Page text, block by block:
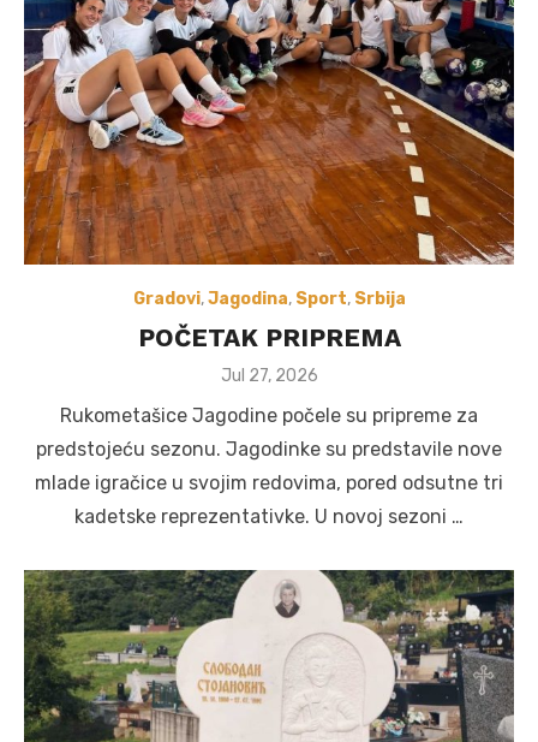
Gradovi,Jagodina, Sport, Srbija
POČETAK PRIPREMA
Posted
Jul 27, 2026
Rukometašice Jagodine počele su pripreme za
predstojeću sezonu. Jagodinke su predstavile nove
mlade igračice u svojim redovima, pored odsutne tri
kadetske reprezentativke. U novoj sezoni …